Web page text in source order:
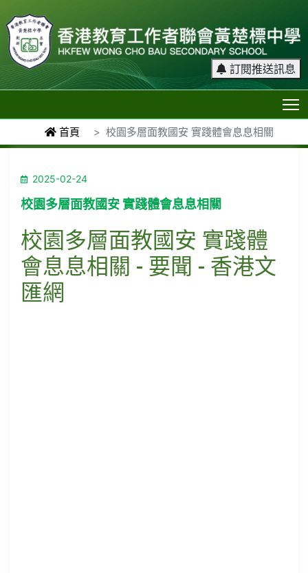
訂閱推送訊息
首頁 校園多層面教國安 實踐體會息息相關
2025-02-24
校園多層面教國安 實踐體會息息相關
校園多層面教國安 實踐體
會息息相關 - 要聞 - 香港文
匯網